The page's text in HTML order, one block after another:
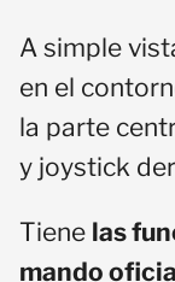
A simple
en el
la parte
y joystick
Tiene las
mando